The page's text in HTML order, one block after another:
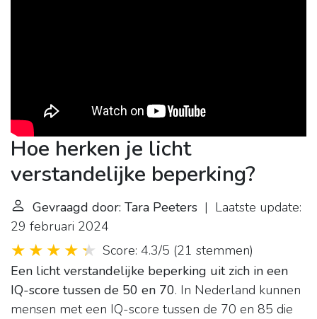
Hoe herken je licht
verstandelijke beperking?
Gevraagd door: Tara Peeters | Laatste update:
29 februari 2024
Score: 4.3/5 (21 stemmen)
Een licht verstandelijke beperking uit zich in een
IQ-score tussen de 50 en 70. In Nederland kunnen
mensen met een IQ-score tussen de 70 en 85 die